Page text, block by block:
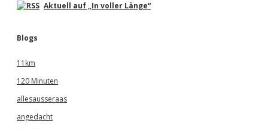
Aktuell auf „In voller Länge“
Blogs
11km
120 Minuten
allesausseraas
angedacht